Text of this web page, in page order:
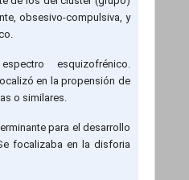
obsesivo-compulsiva, y
esquizofrénico.
en la propensión de
o similares.
para el desarrollo
focalizaba en la disforia